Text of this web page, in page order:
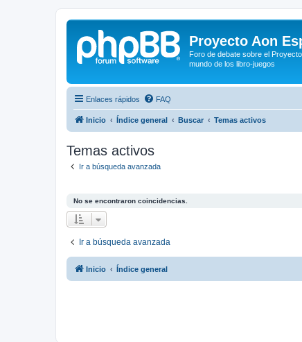
Proyecto Aon
Foro de debate sobre el
mundo de los libro-juegos
Enlaces rápidos FAQ
Inicio Índice general Buscar Temas activos
Temas activos
Ir a búsqueda avanzada
No se encontraron coincidencias.
Ir a búsqueda avanzada
Inicio Índice general